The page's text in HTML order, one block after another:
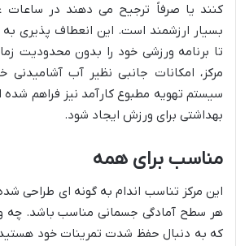
کنند یا صرفاً ترجیح می دهند در ساعات
بسیار ارزشمند است. این انعطاف پذیری
تا برنامه ورزشی خود را بدون محدودیت
مرکز، امکانات جانبی نظیر آب
سیستم تهویه مطبوع کارآمد نیز فراهم
بهداشتی برای ورزش ایجاد شود.
مناسب برای همه
این مرکز تناسب اندام به گونه ای طراحی
هر سطح آمادگی جسمانی مناسب باشد. چه
که به دنبال حفظ شدت تمرینات خود